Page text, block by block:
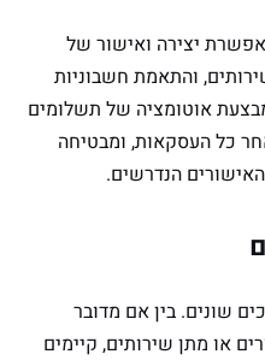
יצירה ואישור של
והתאמת חשבוניות
אוטומציה של תשלומים
כל העסקאות, ומבטיחה
הנדרשים.
שונים. בין אם מדובר
או מתן שירותים, קיימים